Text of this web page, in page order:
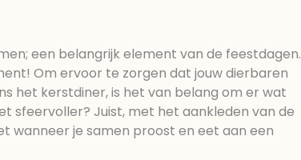
een belangrijk element van de feestdagen.
Om ervoor te zorgen dat jouw dierbaren
het kerstdiner, is het van belang om er wat
sfeervoller? Juist, met het aankleden van de
wanneer je samen proost en eet aan een